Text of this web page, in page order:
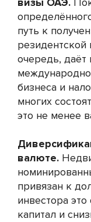
путь к
очередь,
бизнеса и
многих
это не менее
валюте.
привязан к
инвестора
капитал и